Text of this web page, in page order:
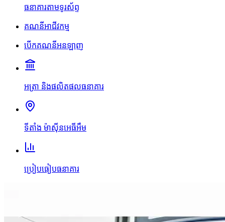
ធនាគារតាមទូរស័ព្ទ
គណនីអាជីវកម្ម
បើកគណនីអនឡាញ
អត្រា និងផលិតផលធនាគារ
ទីតាំង ម៉ាស៊ីនអេធីអឹម
ប្រៀបធៀបធនាគារ